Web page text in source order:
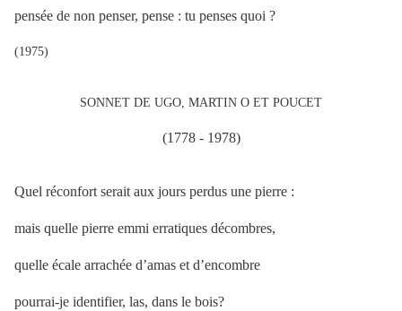
pensée de non penser, pense : tu penses quoi ?
(1975)
SONNET DE UGO, MARTIN O ET POUCET
(1778 - 1978)
Quel réconfort serait aux jours perdus une pierre :
mais quelle pierre emmi erratiques décombres,
quelle écale arrachée d’amas et d’encombre
pourrai-je identifier, las, dans le bois?